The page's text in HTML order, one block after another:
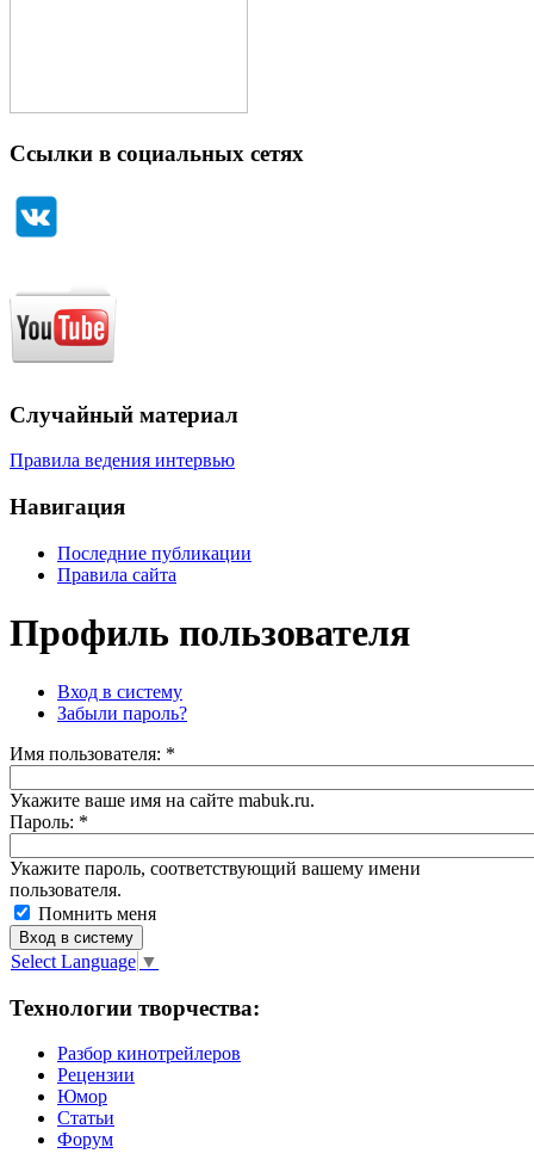
Ссылки в социальных сетях
Случайный материал
Правила ведения интервью
Навигация
Последние публикации
Правила сайта
Профиль пользователя
Вход в систему
Забыли пароль?
Имя пoльзовaтeля: *
Укажите ваше имя на сайте mabuk.ru.
Пароль: *
Укажите пароль, соответствующий вашему имени
пользователя.
Помнить меня
Select Language ▼
Технологии творчества:
Разбор кинотрейлеров
Рецензии
Юмор
Статьи
Форум